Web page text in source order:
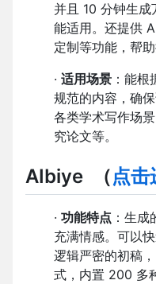
并且 10 分钟生成
能适用。还提供
定制等功能，帮助
· 适用场景 ：能
规范的内容，确
各类学术写作场
究论文等。
AIbiye （点击
· 功能特点 ：生
充满情感。可以
逻辑严密的初稿
式，内置 200 多